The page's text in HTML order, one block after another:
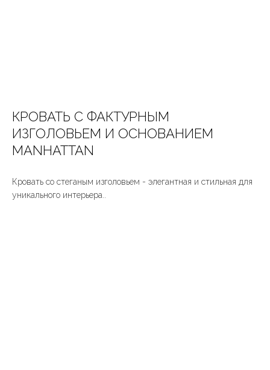
КРОВАТЬ С ФАКТУРНЫМ
ИЗГОЛОВЬЕМ И ОСНОВАНИЕМ
MANHATTAN
Кровать со стеганым изголовьем - элегантная и стильная для
уникального интерьера..